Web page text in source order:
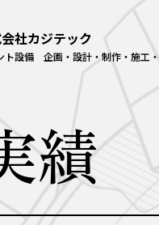
社カジテック
ト設備 企画・設計・制作・施工
績